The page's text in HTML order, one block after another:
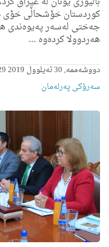
كوردستان خۆشحاڵی خۆی
جه‌ختی له‌سه‌ر په‌یوه‌ندی
هه‌ردوولا كرده‌وه‌ ...
دووشەممە, 30 ئەیلوول 2019 15:29
سەرۆکی پەرلەمان